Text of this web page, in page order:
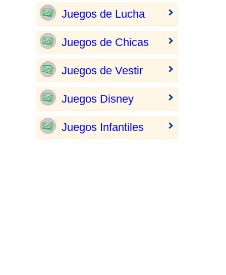
Juegos de Lucha
Juegos de Chicas
Juegos de Vestir
Juegos Disney
Juegos Infantiles